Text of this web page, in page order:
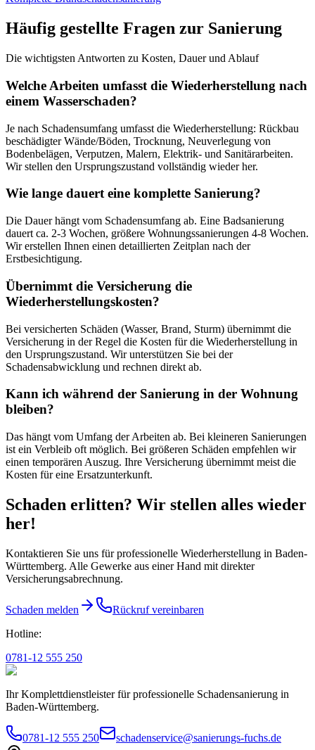
Häufig gestellte Fragen zur Sanierung
Die wichtigsten Antworten zu Kosten, Dauer und Ablauf
Welche Arbeiten umfasst die Wiederherstellung nach
einem Wasserschaden?
Je nach Schadensumfang umfasst die Wiederherstellung: Rückbau
beschädigter Wände/Böden, Trocknung, Neuverlegung von
Bodenbelägen, Verputzen, Malern, Elektrik- und Sanitärarbeiten.
Wir stellen den Ursprungszustand vollständig wieder her.
Wie lange dauert eine komplette Sanierung?
Die Dauer hängt vom Schadensumfang ab. Eine Badsanierung
dauert ca. 2-3 Wochen, größere Wohnungssanierungen 4-8 Wochen.
Wir erstellen Ihnen einen detaillierten Zeitplan nach der
Erstbesichtigung.
Übernimmt die Versicherung die
Wiederherstellungskosten?
Bei versicherten Schäden (Wasser, Brand, Sturm) übernimmt die
Versicherung in der Regel die Kosten für die Wiederherstellung in
den Ursprungszustand. Wir unterstützen Sie bei der
Schadensabwicklung und rechnen direkt ab.
Kann ich während der Sanierung in der Wohnung
bleiben?
Das hängt vom Umfang der Arbeiten ab. Bei kleineren Sanierungen
ist ein Verbleib oft möglich. Bei größeren Schäden empfehlen wir
einen temporären Auszug. Ihre Versicherung übernimmt meist die
Kosten für eine Ersatzunterkunft.
Schaden erlitten? Wir stellen alles wieder
her!
Kontaktieren Sie uns für professionelle Wiederherstellung in Baden-
Württemberg. Alle Gewerke aus einer Hand mit direkter
Versicherungsabrechnung.
Schaden melden
Rückruf vereinbaren
Hotline:
0781-12 555 250
Ihr Komplettdienstleister für professionelle Schadensanierung in
Baden-Württemberg.
0781-12 555 250
schadenservice@sanierungs-fuchs.de